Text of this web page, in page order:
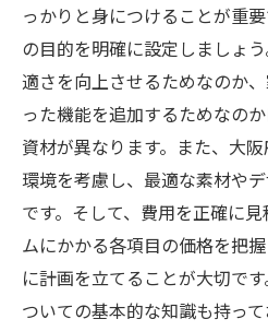
っかりと身につけることが重
の目的を明確に設定しましょ
適さを向上させるためなのか
った機能を追加するためなの
資材が異なります。また、大
環境を考慮し、最適な素材や
です。そして、費用を正確に
ムにかかる各項目の価格を把
に計画を立てることが大切で
ついての基本的な知識も持っ